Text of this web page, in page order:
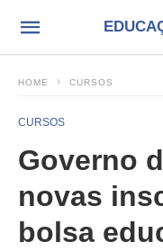
HOME CURSOS
CURSOS
Governo
novas
bolsa